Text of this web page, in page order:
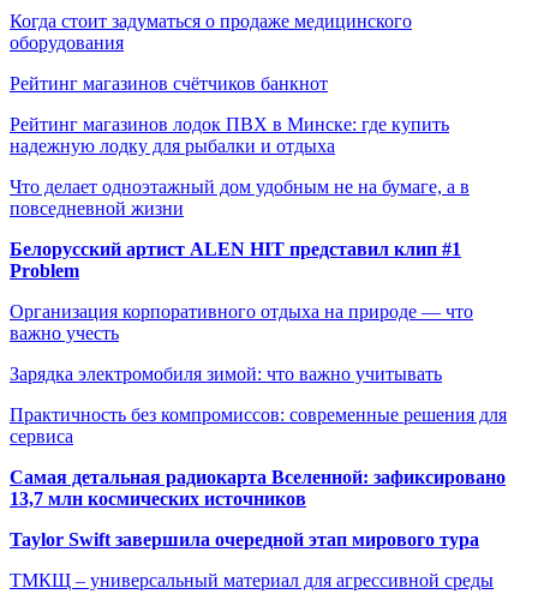
Когда стоит задуматься о продаже медицинского
оборудования
Рейтинг магазинов счётчиков банкнот
Рейтинг магазинов лодок ПВХ в Минске: где купить
надежную лодку для рыбалки и отдыха
Что делает одноэтажный дом удобным не на бумаге, а в
повседневной жизни
Белорусский артист ALEN HIT представил клип #1
Problem
Организация корпоративного отдыха на природе — что
важно учесть
Зарядка электромобиля зимой: что важно учитывать
Практичность без компромиссов: современные решения для
сервиса
Самая детальная радиокарта Вселенной: зафиксировано
13,7 млн космических источников
Taylor Swift завершила очередной этап мирового тура
ТМКЩ – универсальный материал для агрессивной среды